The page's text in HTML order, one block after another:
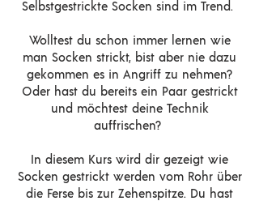
Selbstgestrickte Socken sind im Trend.
Wolltest du schon immer lernen wie
man Socken strickt, bist aber nie dazu
gekommen es in Angriff zu nehmen?
Oder hast du bereits ein Paar gestrickt
und möchtest deine Technik
auffrischen?
In diesem Kurs wird dir gezeigt wie
Socken gestrickt werden vom Rohr über
die Ferse bis zur Zehenspitze. Du hast